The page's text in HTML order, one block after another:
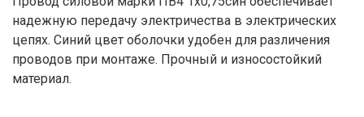
надежную передачу электричества в электрических
цепях. Синий цвет оболочки удобен для различения
проводов при монтаже. Прочный и износостойкий
материал.